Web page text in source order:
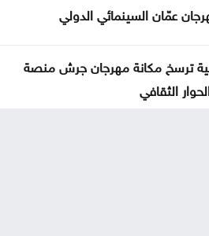
عمّان السينمائي الدولي
ترسخ مكانة مهرجان جرش منصة
الثقافي